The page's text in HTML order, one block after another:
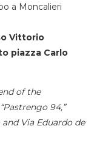
a Moncalieri
Vittorio
piazza Carlo
of the
94,”
Via Eduardo de